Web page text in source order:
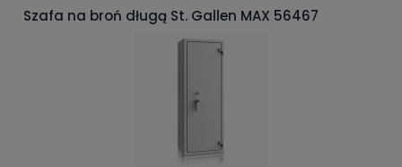
Szafa na broń długą St. Gallen MAX 56467